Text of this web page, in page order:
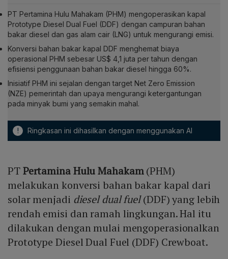
PT Pertamina Hulu Mahakam (PHM) mengoperasikan kapal
Prototype Diesel Dual Fuel (DDF) dengan campuran bahan
bakar diesel dan gas alam cair (LNG) untuk mengurangi emisi.
Konversi bahan bakar kapal DDF menghemat biaya
operasional PHM sebesar US$ 4,1 juta per tahun dengan
efisiensi penggunaan bahan bakar diesel hingga 60%.
Inisiatif PHM ini sejalan dengan target Net Zero Emission
(NZE) pemerintah dan upaya mengurangi ketergantungan
pada minyak bumi yang semakin mahal.
! Ringkasan ini dihasilkan dengan menggunakan AI
PTPertamina Hulu Mahakam(PHM)
melakukan konversi bahan bakar kapal dari
solar menjadi diesel dual fuel(DDF) yang lebih
rendah emisi dan ramah lingkungan. Hal itu
dilakukan dengan mulai mengoperasionalkan
Prototype Diesel Dual Fuel (DDF) Crewboat.